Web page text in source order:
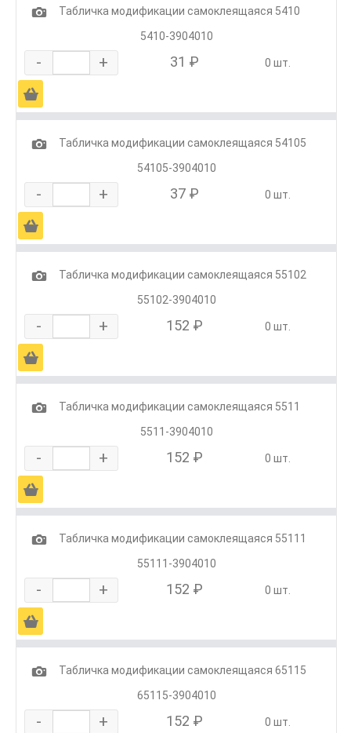
1
Табличка модификации самоклеящаяся 5410
5410-3904010
- + 31 ₽ 0 шт.
Ä
1
Табличка модификации самоклеящаяся 54105
54105-3904010
- + 37 ₽ 0 шт.
Ä
1
Табличка модификации самоклеящаяся 55102
55102-3904010
- + 152 ₽ 0 шт.
Ä
1
Табличка модификации самоклеящаяся 5511
5511-3904010
- + 152 ₽ 0 шт.
Ä
1
Табличка модификации самоклеящаяся 55111
55111-3904010
- + 152 ₽ 0 шт.
Ä
1
Табличка модификации самоклеящаяся 65115
65115-3904010
- + 152 ₽ 0 шт.